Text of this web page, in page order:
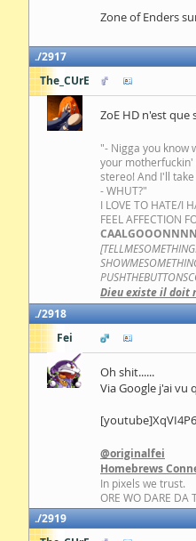
Zone of Enders
2917
The_CUrE
ZoE HD n'est que
"- Nigga you know
your motherfuckin'
stereo! And I'll
- WHUT?"
I LOVE TO HATE/I
FEEL AFFECTION
Dieu existe il doit
2918
Fei
Oh shit......
Via Google j'ai vu
@originalfei
Homebrews
In pixels we trust.
ORE WO DARE DA
2919